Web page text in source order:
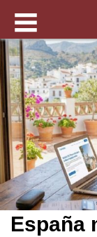
España